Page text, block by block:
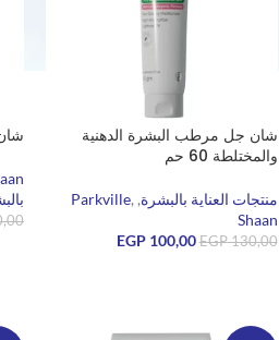
شان جل مرطب البشرة الدهنية
والمختلطة 60 حم
منتجات العناية بالبشرة,
Parkville,
Shaan
EGP130,00
EGP100,00
شان